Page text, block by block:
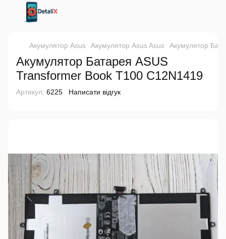
Акумулятор Asus Акумулятор Asus Asus Акумулятор
Акумулятор Батарея ASUS
Transformer Book T100 C12N1419
Артикул: 6225 Написати відгук